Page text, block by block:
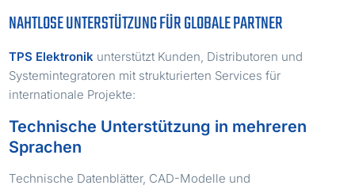
NAHTLOSE UNTERSTÜTZUNG FÜR GLOBALE PARTNER
TPS Elektronik unterstützt Kunden, Distributoren und
Systemintegratoren mit strukturierten Services für
internationale Projekte:
Technische Unterstützung in mehreren
Sprachen
Technische Datenblätter, CAD-Modelle und